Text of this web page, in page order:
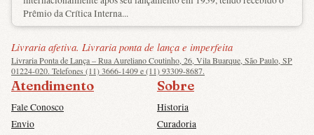
Prêmio da Crítica Interna...
Livraria afetiva. Livraria ponta de lança e imperfeita
Livraria Ponta de Lança – Rua Aureliano Coutinho, 26, Vila Buarque, São Paulo, SP
01224-020. Telefones (11) 3666-1409 e (11) 93309-8687.
Atendimento
Fale Conosco
Envio
Sobre
Historia
Curadoria